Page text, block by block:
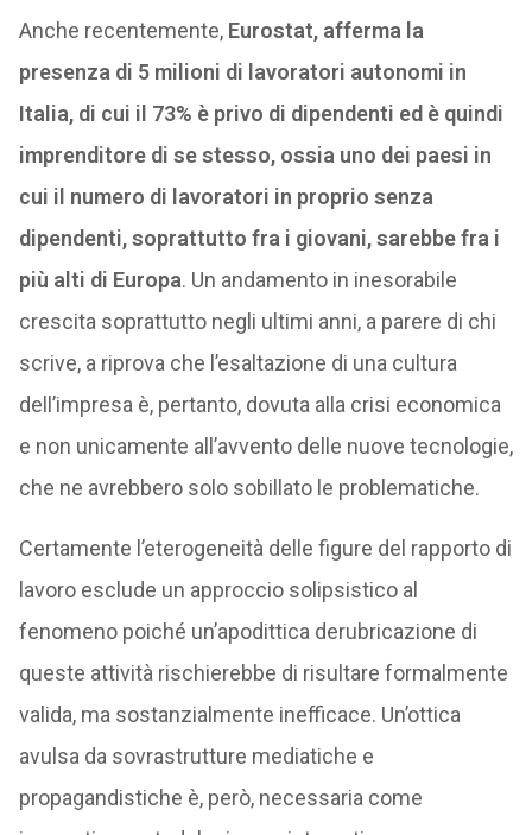
Anche recentemente,Eurostat, afferma la
presenza di 5 milioni di lavoratori autonomi in
Italia, di cui il 73% è privo di dipendenti ed è quindi
imprenditore di se stesso, ossia uno dei paesi in
cui il numero di lavoratori in proprio senza
dipendenti, soprattutto fra i giovani, sarebbe fra i
più alti di Europa. Un andamento in inesorabile
crescita soprattutto negli ultimi anni, a parere di chi
scrive, a riprova che l’esaltazione di una cultura
dell’impresa è, pertanto, dovuta alla crisi economica
e non unicamente all’avvento delle nuove tecnologie,
che ne avrebbero solo sobillato le problematiche.
Certamente l’eterogeneità delle figure del rapporto di
lavoro esclude un approccio solipsistico al
fenomeno poiché un’apodittica derubricazione di
queste attività rischierebbe di risultare formalmente
valida, ma sostanzialmente inefficace. Un’ottica
avulsa da sovrastrutture mediatiche e
propagandistiche è, però, necessaria come